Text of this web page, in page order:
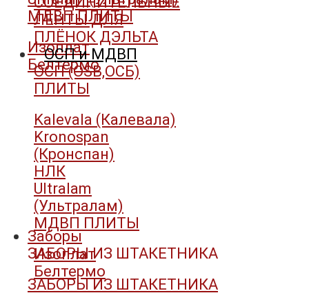
ЛЕНТЫ ДЛЯ
ПЛЁНОК ДЭЛЬТА
ОСП и МДВП
ОСП (OSB,ОСБ)
ПЛИТЫ
Kalevala (Калевала)
Kronospan
(Кронспан)
НЛК
Ultralam
(Ультралам)
МДВП ПЛИТЫ
Изоплат
Белтермо
МДВП ПЛИТЫ
Изоплат
Белтермо
Заборы
ЗАБОРЫ ИЗ ШТАКЕТНИКА
ЗАБОРЫ ИЗ ШТАКЕТНИКА